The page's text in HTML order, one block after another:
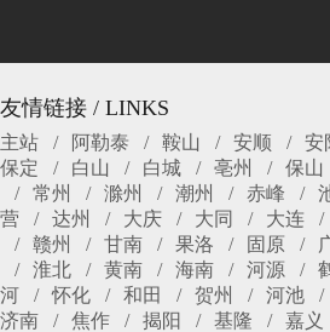
友情链接 / LINKS
主站 阿勒泰 鞍山 安顺 安
保定
白山 白城 亳州 保山
常州
滁州 潮州 赤峰
营
达州 大庆 大同 大连
赣州
甘南 果洛 固原
淮北
黄南 海南 河源
河
怀化 和田 贺州 河池
济南
焦作 揭阳 基隆 嘉义